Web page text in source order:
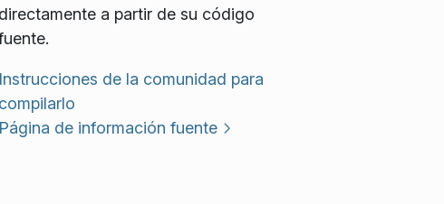
directamente a partir de su código
Instrucciones de la comunidad para
compilarlo
Página de información fuente